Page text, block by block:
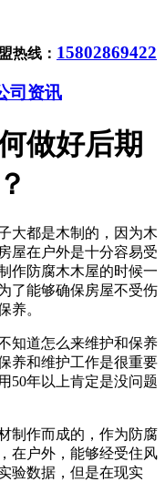
热线： 15802869422
司资讯
做好后期
大都是木制的，因为木
屋在户外是十分容易受
作防腐木木屋的时候一
了能够确保房屋不受伤
养。
知道怎么来维护和保养
养和维护工作是很重要
50年以上肯定是没问题
制作而成的，作为防腐
在户外，能够经受住风
验数据，但是在现实